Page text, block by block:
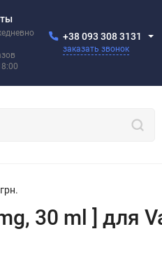
+38 093 308 3131
заказать звонок
30 ml ] для